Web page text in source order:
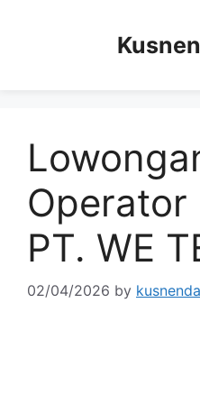
Operator
PT. WE
02/04/2026 by